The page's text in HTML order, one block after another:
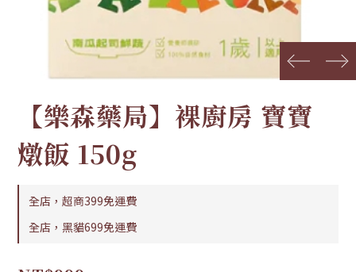
prev next
【樂森藥局】裸廚房 寶寶
燉飯 150g
全店，超商399免運費
全店，黑貓699免運費